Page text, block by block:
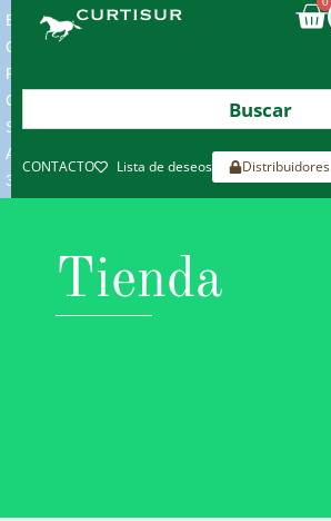
ENVIOS
GRATIS
POR
COMPRAS
SUPERIORES
A
300€*
CONTACTO Lista de deseos Distribuidores
Tienda